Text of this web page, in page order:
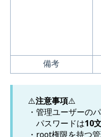
備考
⚠️注意事項⚠️
・管理ユーザーの
パスワードは10
・root権限を持つ